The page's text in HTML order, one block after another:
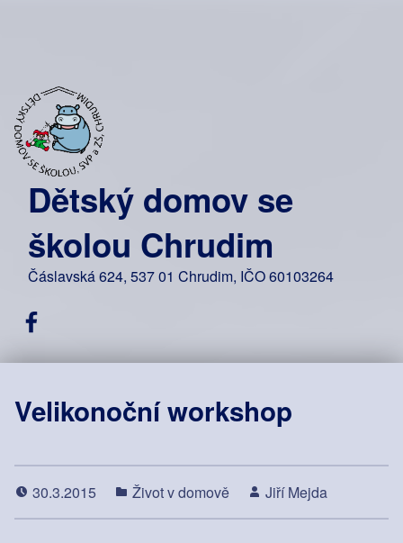
Dětský domov se
školou Chrudim
Čáslavská 624, 537 01 Chrudim, IČO 60103264
Velikonoční workshop
30.3.2015 Život v domově Jiří Mejda